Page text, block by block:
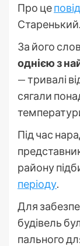
Про це
Старенький.
За його
однією з
— тривалі
сягали
Під час
району
періоду.
Для
будівель
пального